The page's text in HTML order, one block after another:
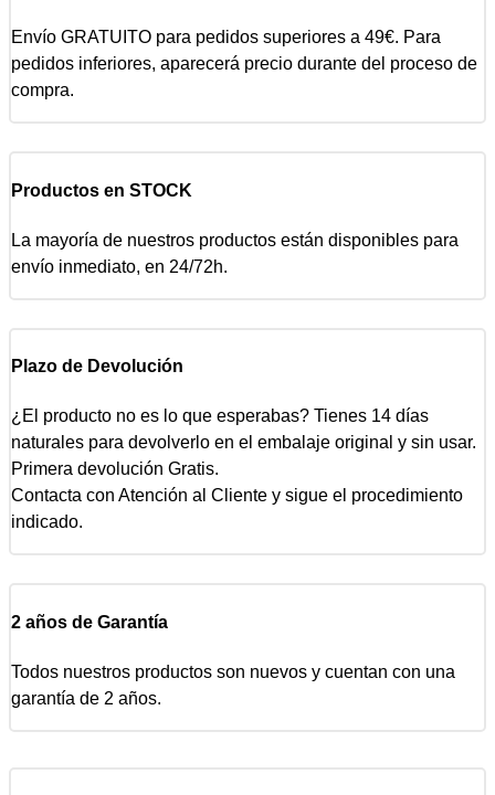
Envío GRATUITO para pedidos superiores a 49€. Para
pedidos inferiores, aparecerá precio durante del proceso de
compra.
Productos en STOCK
La mayoría de nuestros productos están disponibles para
envío inmediato, en 24/72h.
Plazo de Devolución
¿El producto no es lo que esperabas? Tienes 14 días
naturales para devolverlo en el embalaje original y sin usar.
Primera devolución Gratis.
Contacta con Atención al Cliente y sigue el procedimiento
indicado.
2 años de Garantía
Todos nuestros productos son nuevos y cuentan con una
garantía de 2 años.